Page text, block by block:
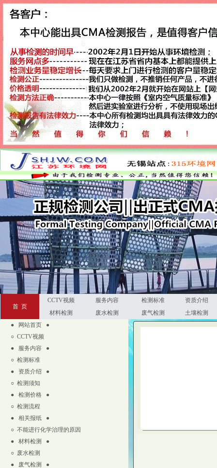
首 页
CCTV视频 服务内容 检测标准
资质介绍
材料检测
废水检测 废气检测
土壤检测
● 网站首页 ●
○ CCTV视频
● 服务内容 ●
○ 检测标准
● 资质介绍 ●
○ 检测须知
● 检测价格 ●
○ 检测流程
● 相关报纸 ●
○ 不能进行化学治理的原因
● 材料检测 ●
○ 废水检测
● 废气检测 ●